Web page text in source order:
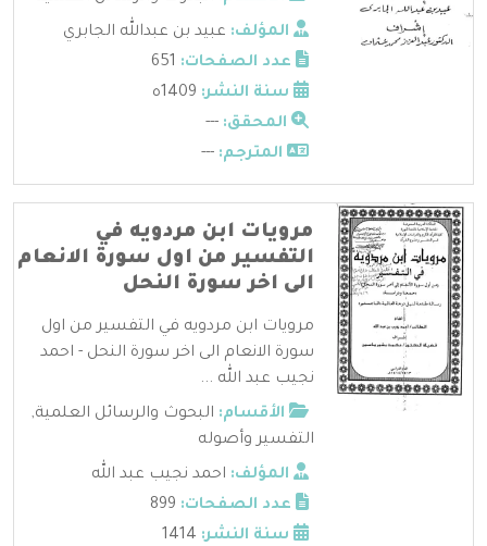
المؤلف: عبيد بن عبدالله الجابري
عدد الصفحات:
سنة النشر:
المحقق: ---
المترجم: ---
مرويات ابن مردويه في
التفسير من اول سورة الانعام
الى اخر سورة النحل
مرويات ابن مردويه في التفسير من اول
سورة الانعام الى اخر سورة النحل - احمد
نجيب عبد الله ...
الأقسام: البحوث والرسائل العلمية,
التفسير وأصوله
المؤلف: احمد نجيب عبد الله
عدد الصفحات:
سنة النشر: